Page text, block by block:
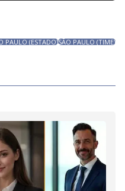
PAULO (ESTADO)SÃO PAULO (TIME)